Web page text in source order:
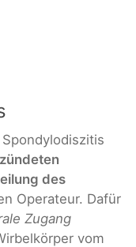
des
Operateur. Dafür
Zugang
vom